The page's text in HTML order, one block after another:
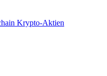
Krypto-Aktien